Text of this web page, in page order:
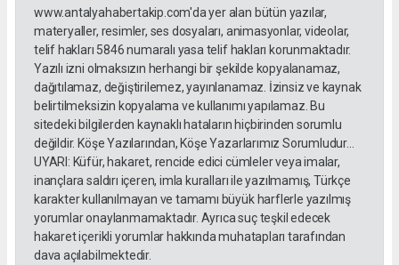
www.antalyahabertakip.com'da yer alan bütün yazılar,
materyaller, resimler, ses dosyaları, animasyonlar, videolar,
telif hakları 5846 numaralı yasa telif hakları korunmaktadır.
Yazılı izni olmaksızın herhangi bir şekilde kopyalanamaz,
dağıtılamaz, değiştirilemez, yayınlanamaz. İzinsiz ve kaynak
belirtilmeksizin kopyalama ve kullanımı yapılamaz. Bu
sitedeki bilgilerden kaynaklı hataların hiçbirinden sorumlu
değildir. Köşe Yazılarından, Köşe Yazarlarımız Sorumludur...
UYARI: Küfür, hakaret, rencide edici cümleler veya imalar,
inançlara saldırı içeren, imla kuralları ile yazılmamış, Türkçe
karakter kullanılmayan ve tamamı büyük harflerle yazılmış
yorumlar onaylanmamaktadır. Ayrıca suç teşkil edecek
hakaret içerikli yorumlar hakkında muhatapları tarafından
dava açılabilmektedir.